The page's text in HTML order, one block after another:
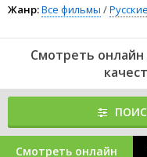
Жанр:Все фильмы /Русские
Смотреть
Смотреть онлайн